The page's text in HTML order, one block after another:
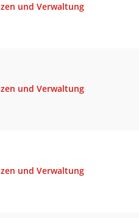
und Verwaltung
und Verwaltung
und Verwaltung